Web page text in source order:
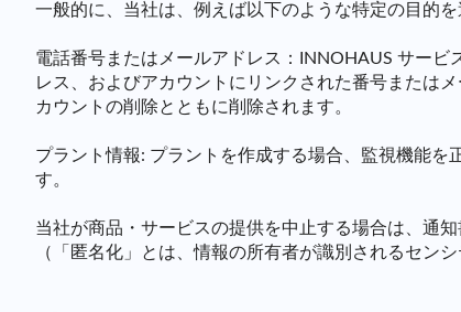
一般的に、当社は、例えば以下のような特定の目的
電話番号またはメールアドレス：INNOHAUS サー
レス、およびアカウントにリンクされた番号または
カウントの削除とともに削除されます。
プラント情報: プラントを作成する場合、監視機能
す。
当社が商品・サービスの提供を中止する場合は、通
（「匿名化」とは、情報の所有者が識別されるセン